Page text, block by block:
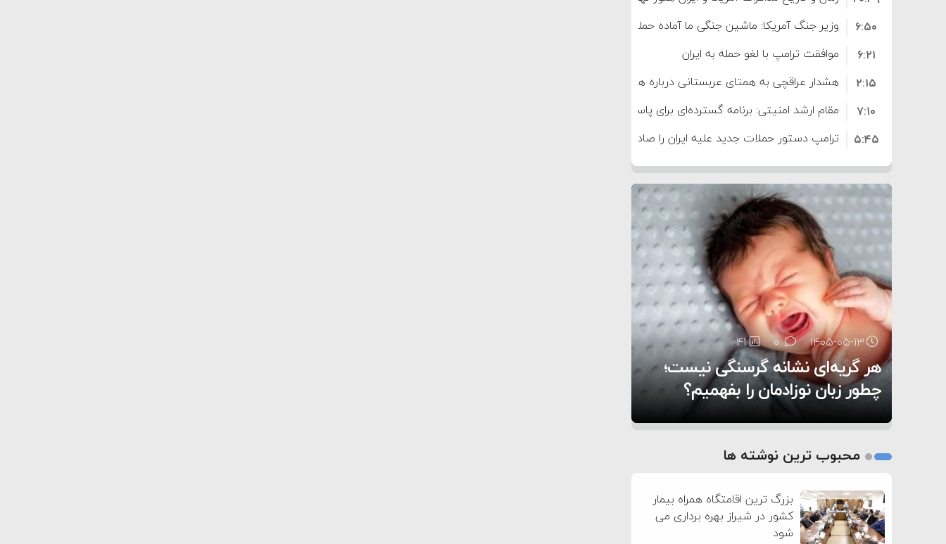
وزیر جنگ آمریکا: ماشین جنگی ما آماده حمله نظامی علیه ایران است
۶:۵۰
موافقت ترامپ با لغو حمله به ایران
۶:۲۱
هشدار عراقچی به همتای عربستانی درباره همراهی با آمریکا
۲:۱۵
مقام ارشد امنیتی: برنامه گسترده‌ای برای پاسخ به دیوانگی آمریکا داریم
۷:۱۰
ترامپ دستور حملات جدید علیه ایران را صادر کرد
۵:۴۵
سپاه: دو نفتکش متخلف مورد اصابت قرار گرفته و متوقف شدند
۱۲:۵۹
ترامپ مدعی توافق تاریخی برای خلع سلاح کامل حماس شد
۸:۵۷
اعتراض عراقچی به همتای بلغارستانی به دلیل کمک به آمریکا در حملات به
ایران
۱۶:۱۹
کشورهایی که به متجاوزان کمک می کنند پاسخ سختی خواهند گرفت
۱۰:۱۵
سنتکام پایان تجاوز جدید به ایران را اعلام کرد
۶:۰۵
۱۴۰۵-۰۵-۱۳ 0
41
هر گریه‌ای نشانه گرسنگی نیست؛
چطور زبان نوزادمان را بفهمیم؟
۱۴۰۵-۰۵-۱۲ 0
29
تغذیه پدر می‌تواند بر سلامت نوزاد
تأثیر بگذارد
۱۴۰۵-۰۵-۱۲ 0
14
روی دیگر زندگی
2
محبوب ترین نوشته ها
بزرگ ترین اقامتگاه همراه بیمار
کشور در شیراز بهره برداری می
شود